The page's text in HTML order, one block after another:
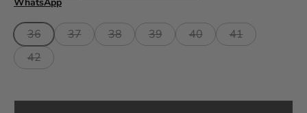
36 37 38 39 40
41
42